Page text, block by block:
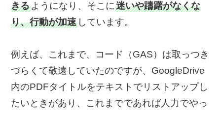
きるようになり、そこに迷いや躊躇がなくな
り、行動が加速 しています。
例えば、これまで、コード（GAS）は取っつき
づらくて敬遠していたのですが、GoogleDrive
内のPDFタイトルをテキストでリストアップし
たいときがあり、これまでであれば人力でやっ